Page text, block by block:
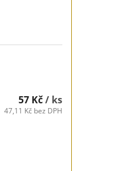
57 Kč/ ks
47,11 Kč bez DPH